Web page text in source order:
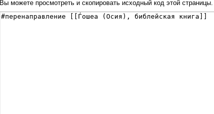
Вы можете просмотреть и скопировать исходный код этой страницы.